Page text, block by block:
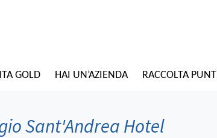
GOLD HAI UN’AZIENDA RACCOLTA PUNTI
Sant'Andrea Hotel